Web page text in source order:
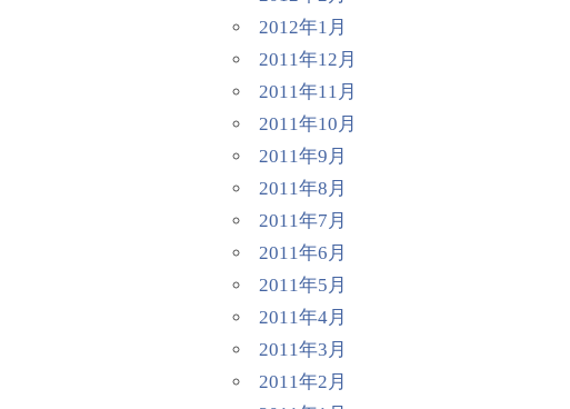
2012年1月
2011年12月
2011年11月
2011年10月
2011年9月
2011年8月
2011年7月
2011年6月
2011年5月
2011年4月
2011年3月
2011年2月